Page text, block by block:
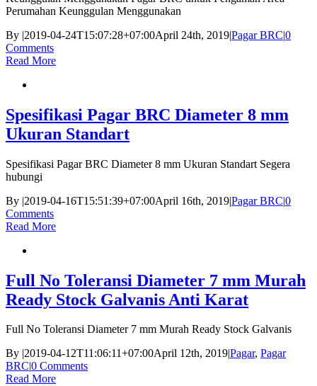
Perumahan Keunggulan Menggunakan
By |2019-04-24T15:07:28+07:00April 24th, 2019|Pagar BRC|0
Comments
Read More
Spesifikasi Pagar BRC Diameter 8 mm
Ukuran Standart
Spesifikasi Pagar BRC Diameter 8 mm Ukuran Standart Segera
hubungi
By |2019-04-16T15:51:39+07:00April 16th, 2019|Pagar BRC|0
Comments
Read More
Full No Toleransi Diameter 7 mm Murah
Ready Stock Galvanis Anti Karat
Full No Toleransi Diameter 7 mm Murah Ready Stock Galvanis
By |2019-04-12T11:06:11+07:00April 12th, 2019|Pagar, Pagar
BRC|0 Comments
Read More